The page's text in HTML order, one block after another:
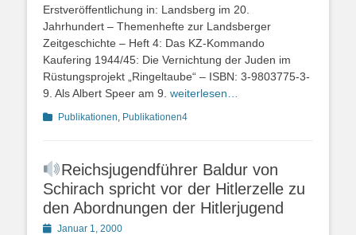
Erstveröffentlichung in: Landsberg im 20.
Jahrhundert – Themenhefte zur Landsberger
Zeitgeschichte – Heft 4: Das KZ-Kommando
Kaufering 1944/45: Die Vernichtung der Juden im
Rüstungsprojekt „Ringeltaube“ – ISBN: 3-9803775-3-
9. Als Albert Speer am 9. weiterlesen…
Kategorien
Publikationen, Publikationen4
Reichsjugendführer Baldur von
Schirach spricht vor der Hitlerzelle zu
den Abordnungen der Hitlerjugend
PostedJanuar 1, 2000